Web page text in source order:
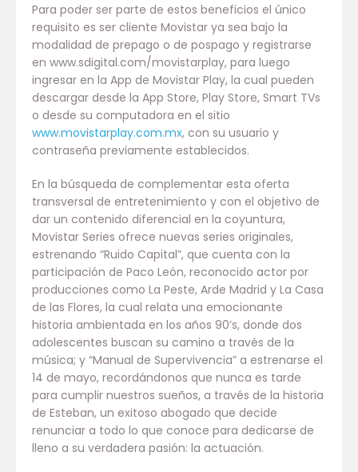
Para poder ser parte de estos beneficios el único
requisito es ser cliente Movistar ya sea bajo la
modalidad de prepago o de pospago y registrarse
en www.sdigital.com/movistarplay, para luego
ingresar en la App de Movistar Play, la cual pueden
descargar desde la App Store, Play Store, Smart TVs
o desde su computadora en el sitio
www.movistarplay.com.mx, con su usuario y
contraseña previamente establecidos.
En la búsqueda de complementar esta oferta
transversal de entretenimiento y con el objetivo de
dar un contenido diferencial en la coyuntura,
Movistar Series ofrece nuevas series originales,
estrenando “Ruido Capital”, que cuenta con la
participación de Paco León, reconocido actor por
producciones como La Peste, Arde Madrid y La Casa
de las Flores, la cual relata una emocionante
historia ambientada en los años 90’s, donde dos
adolescentes buscan su camino a través de la
música; y “Manual de Supervivencia” a estrenarse el
14 de mayo, recordándonos que nunca es tarde
para cumplir nuestros sueños, a través de la historia
de Esteban, un exitoso abogado que decide
renunciar a todo lo que conoce para dedicarse de
lleno a su verdadera pasión: la actuación.